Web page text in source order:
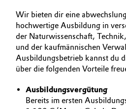
Catalysts
Chemical Industry
Coatings, Paints & Printing
Vorstand
Aufsichtsrat
Struktur
Business Lines
Weltweite Standorte
Wir bieten dir eine
hochwertige Ausbildung in
der Naturwissenschaft,
und der kaufmännischen
Ausbildungsbetrieb kannst du
über die folgenden Vorteile
Ausbildungsvergütung
Bereits im ersten